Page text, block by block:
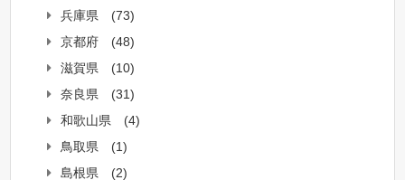
兵庫県
(73)
京都府
(48)
滋賀県
(10)
奈良県
(31)
和歌山県
(4)
鳥取県
(1)
島根県
(2)